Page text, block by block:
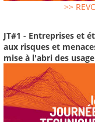
>>
JT#1 - Entreprises et
aux risques et
mise à l'abri des